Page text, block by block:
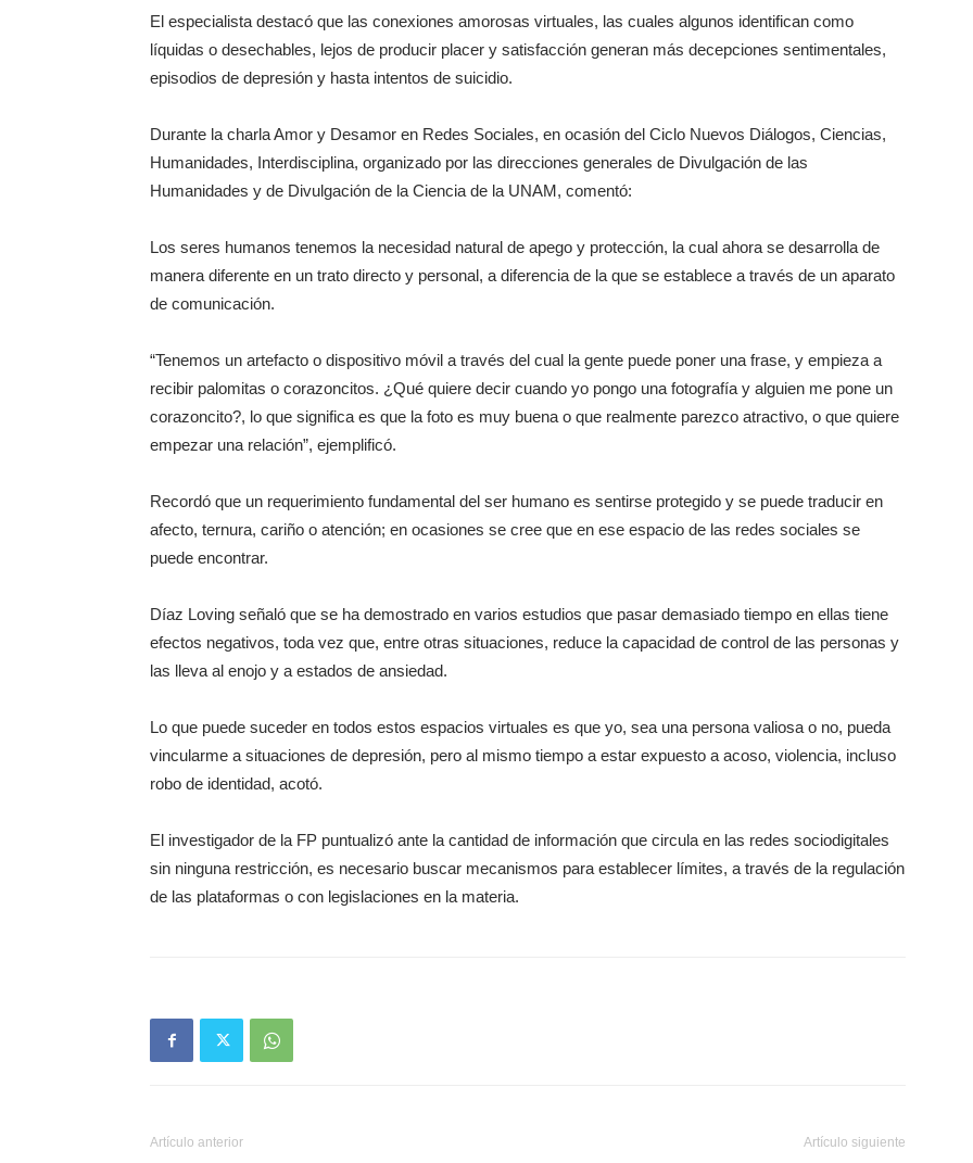
El especialista destacó que las conexiones amorosas virtuales, las cuales algunos identifican como
líquidas o desechables, lejos de producir placer y satisfacción generan más decepciones sentimentales,
episodios de depresión y hasta intentos de suicidio.
Durante la charla Amor y Desamor en Redes Sociales, en ocasión del Ciclo Nuevos Diálogos, Ciencias,
Humanidades, Interdisciplina, organizado por las direcciones generales de Divulgación de las
Humanidades y de Divulgación de la Ciencia de la UNAM, comentó:
Los seres humanos tenemos la necesidad natural de apego y protección, la cual ahora se desarrolla de
manera diferente en un trato directo y personal, a diferencia de la que se establece a través de un aparato
de comunicación.
“Tenemos un artefacto o dispositivo móvil a través del cual la gente puede poner una frase, y empieza a
recibir palomitas o corazoncitos. ¿Qué quiere decir cuando yo pongo una fotografía y alguien me pone un
corazoncito?, lo que significa es que la foto es muy buena o que realmente parezco atractivo, o que quiere
empezar una relación”, ejemplificó.
Recordó que un requerimiento fundamental del ser humano es sentirse protegido y se puede traducir en
afecto, ternura, cariño o atención; en ocasiones se cree que en ese espacio de las redes sociales se
puede encontrar.
Díaz Loving señaló que se ha demostrado en varios estudios que pasar demasiado tiempo en ellas tiene
efectos negativos, toda vez que, entre otras situaciones, reduce la capacidad de control de las personas y
las lleva al enojo y a estados de ansiedad.
Lo que puede suceder en todos estos espacios virtuales es que yo, sea una persona valiosa o no, pueda
vincularme a situaciones de depresión, pero al mismo tiempo a estar expuesto a acoso, violencia, incluso
robo de identidad, acotó.
El investigador de la FP puntualizó ante la cantidad de información que circula en las redes sociodigitales
sin ninguna restricción, es necesario buscar mecanismos para establecer límites, a través de la regulación
de las plataformas o con legislaciones en la materia.
Artículo anterior Artículo siguiente